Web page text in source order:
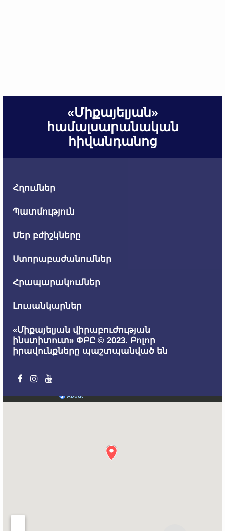
«Միքայելյան»
համալսարանական
հիվանդանոց
Հղումներ
Պատմություն
Մեր բժիշկները
Ստորաբաժանումներ
Հրապարակումներ
Լուսանկարներ
«Միքայելյան վիրաբուժության
ինստիտուտ» ՓԲԸ © 2023. Բոլոր
իրավունքները պաշտպանված են